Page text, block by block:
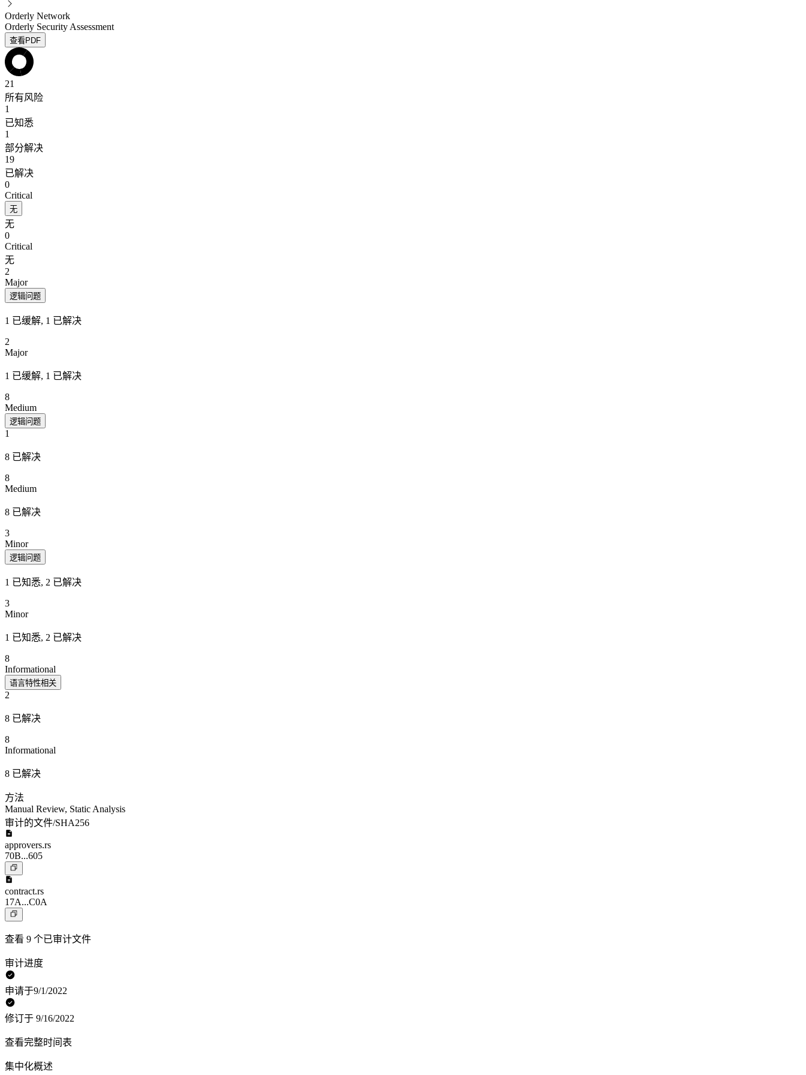
Orderly Network
Orderly Security Assessment
查看PDF
21
所有风险
1
已知悉
1
部分解决
19
已解决
0
Critical
无
无
0
Critical
无
2
Major
逻辑问题
1 已缓解, 1 已解决
2
Major
1 已缓解, 1 已解决
8
Medium
逻辑问题
1
8 已解决
8
Medium
8 已解决
3
Minor
逻辑问题
1 已知悉, 2 已解决
3
Minor
1 已知悉, 2 已解决
8
Informational
语言特性相关
2
8 已解决
8
Informational
8 已解决
方法
Manual Review, Static Analysis
审计的文件/SHA256
approvers.rs
70B...605
contract.rs
17A...C0A
查看 9 个已审计文件
审计进度
申请于9/1/2022
修订于 9/16/2022
查看完整时间表
集中化概述